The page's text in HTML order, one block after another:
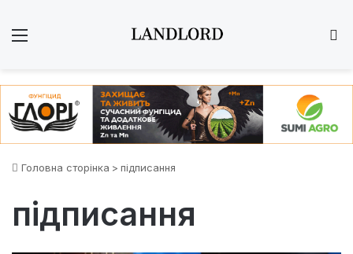
Головна сторінка > підписання
підписання